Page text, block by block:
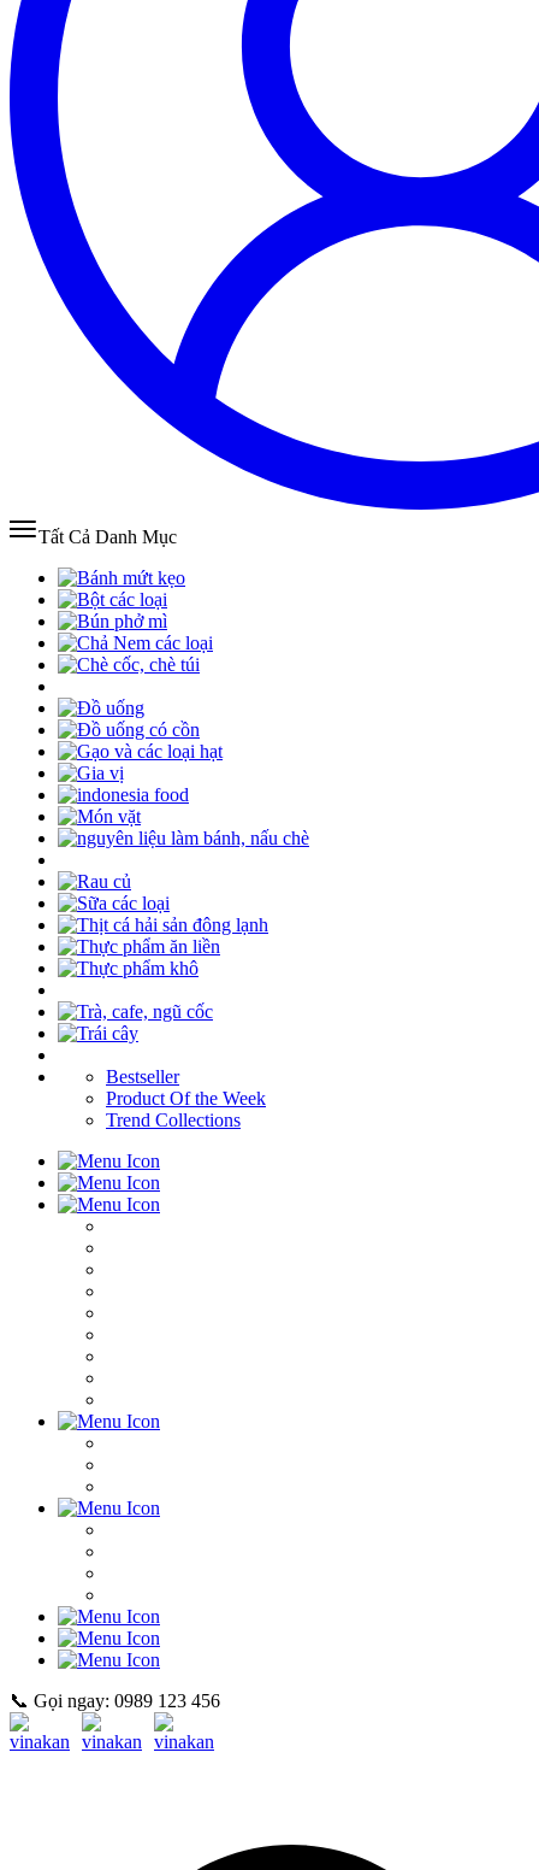
Tất Cả Danh Mục
Bestseller
Product Of the Week
Trend Collections
📞 Gọi ngay: 0989 123 456